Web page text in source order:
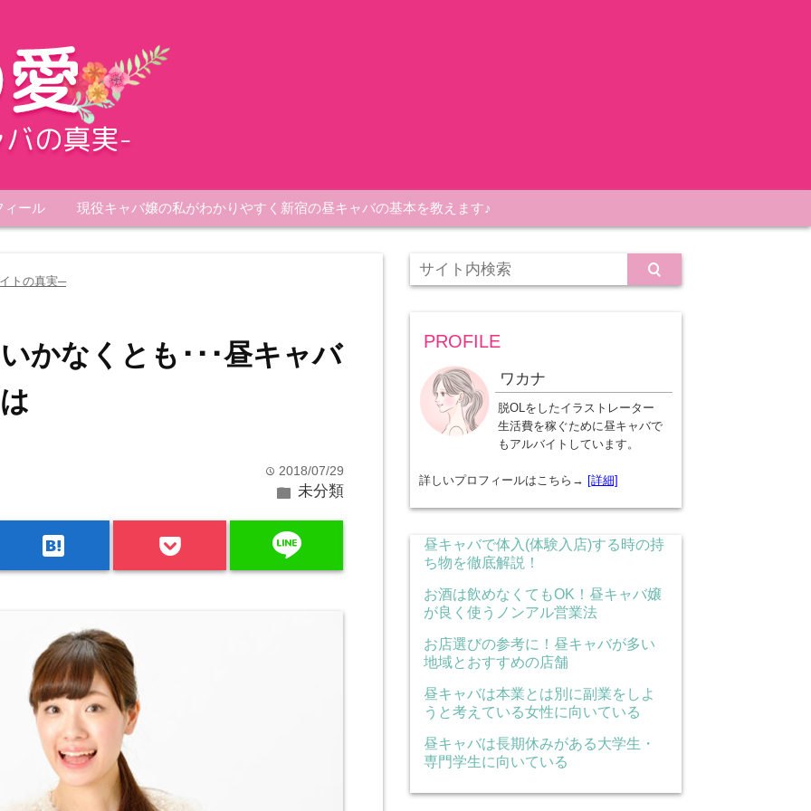
ィール 現役キャバ嬢の私がわかりやすく新宿の昼キャバの基本を教えます♪
トの真実─
かなくとも･･･昼キャバ
time 2018/07/29
folder 未分類
hatenabookmark line
PROFILE
ワカナ
脱OLをしたイラストレーター
生活費を稼ぐために昼キャバで
もアルバイトしています。
詳しいプロフィールはこちら→ [詳細]
昼キャバで体入(体験入店)する時の持
ち物を徹底解説！
お酒は飲めなくてもOK！昼キャバ嬢
が良く使うノンアル営業法
お店選びの参考に！昼キャバが多い
地域とおすすめの店舗
昼キャバは本業とは別に副業をしよ
うと考えている女性に向いている
昼キャバは長期休みがある大学生・
専門学生に向いている